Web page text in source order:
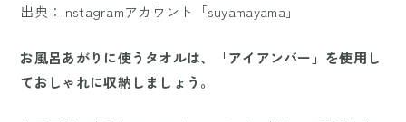
出典：Instagramアカウント「suyamayama」
お風呂あがりに使うタオルは、「アイアンバー」を使用し
ておしゃれに収納しましょう。